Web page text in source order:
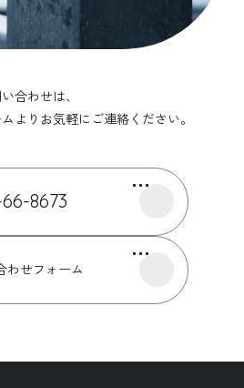
合わせは、
よりお気軽にご連絡ください。
8673
わせフォーム